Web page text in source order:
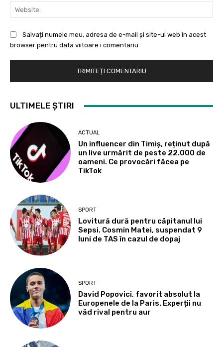
Salvați numele meu, adresa de e-mail și site-ul web în acest
browser pentru data viitoare i comentariu.
ULTIMELE ȘTIRI
ACTUAL
Un influencer din Timiș, reținut după
un live urmărit de peste 22.000 de
oameni. Ce provocări făcea pe
TikTok
SPORT
Lovitură dură pentru căpitanul lui
Sepsi. Cosmin Matei, suspendat 9
luni de TAS în cazul de dopaj
SPORT
David Popovici, favorit absolut la
Europenele de la Paris. Experții nu
văd rival pentru aur